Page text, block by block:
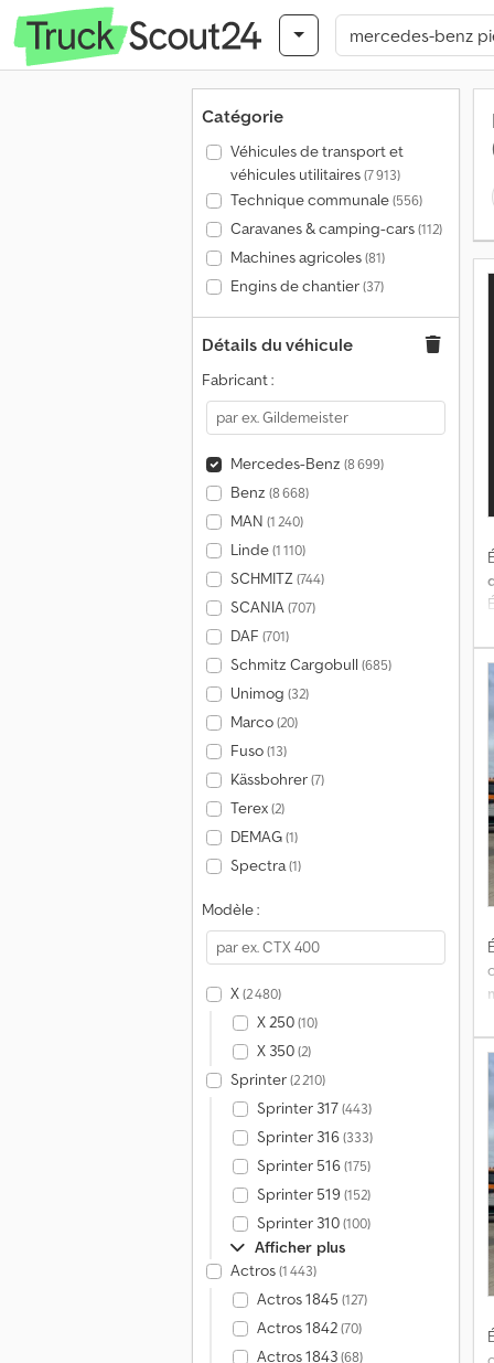
Catégorie
Véhicules de transport et
véhicules utilitaires(7 913)
Technique communale(556)
Caravanes & camping-cars(112)
Machines agricoles(81)
Engins de chantier(37)
Détails du véhicule
Fabricant :
Mercedes-Benz (8 699)
Benz (8 668)
MAN (1 240)
Linde(1 110)
SCHMITZ(744)
SCANIA(707)
DAF (701)
Schmitz Cargobull (685)
Unimog (32)
Marco(20)
Fuso(13)
Kässbohrer(7)
Terex(2)
DEMAG(1)
Spectra(1)
Modèle :
X(2 480)
X 250(10)
X 350(2)
Sprinter(2 210)
Sprinter 317(443)
Sprinter 316(333)
Sprinter 516(175)
Sprinter 519 (152)
Sprinter 310(100)
Afficher plus
Actros(1 443)
Actros 1845 (127)
Actros 1842(70)
Actros 1843(68)